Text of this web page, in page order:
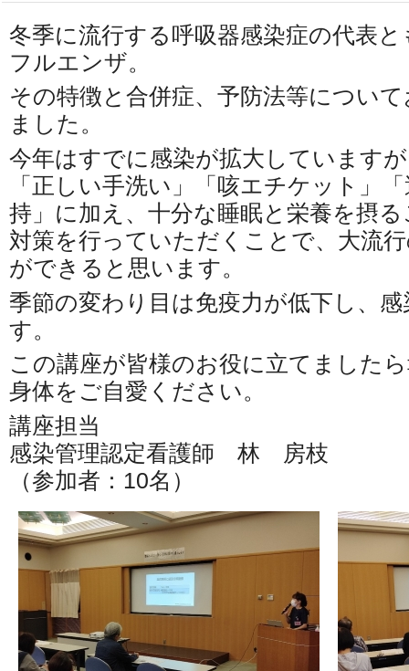
冬季に流行する呼吸器感染症の代表
フルエンザ。
その特徴と合併症、予防法等につい
ました。
今年はすでに感染が拡大しています
「正しい手洗い」「咳エチケット」
持」に加え、十分な睡眠と栄養を摂
対策を行っていただくことで、大流
ができると思います。
季節の変わり目は免疫力が低下し、
す。
この講座が皆様のお役に立てました
身体をご自愛ください。
講座担当
感染管理認定看護師 林 房枝
（参加者：10名）